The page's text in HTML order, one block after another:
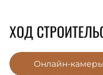
ХОД
Онлайн-камеры